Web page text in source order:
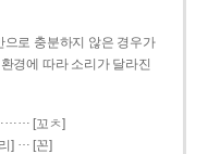
로 충분하지 않은 경우가
경에 따라 소리가 달라진
[꼬ㅊ]
] … [꼰]